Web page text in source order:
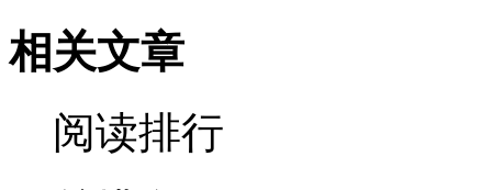
相关文章
阅读排行